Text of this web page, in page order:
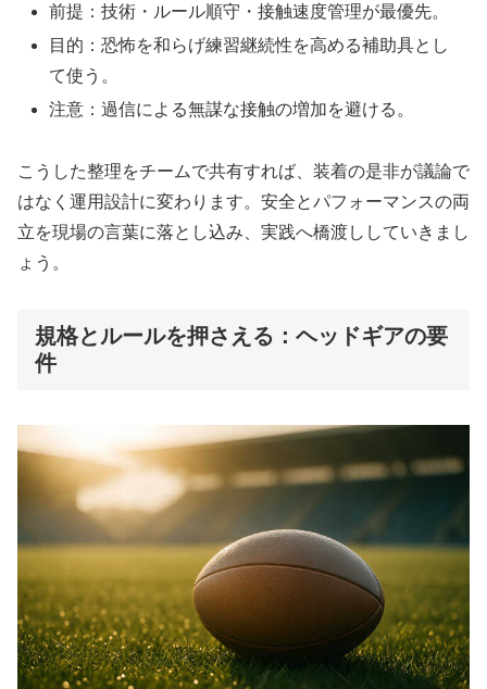
前提：技術・ルール順守・接触速度管理が最優先。
目的：恐怖を和らげ練習継続性を高める補助具とし
て使う。
注意：過信による無謀な接触の増加を避ける。
こうした整理をチームで共有すれば、装着の是非が議論で
はなく運用設計に変わります。安全とパフォーマンスの両
立を現場の言葉に落とし込み、実践へ橋渡ししていきまし
ょう。
規格とルールを押さえる：ヘッドギアの要
件